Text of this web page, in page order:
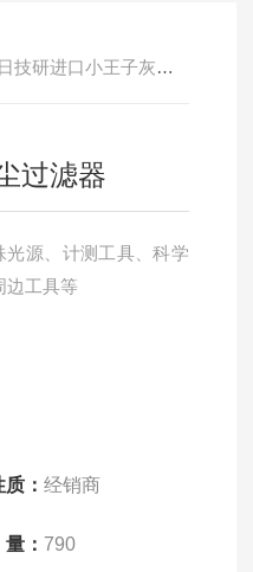
进口小王子灰尘过滤器
过滤器
源、计测工具、科学
边工具等
质：经销商
： 790